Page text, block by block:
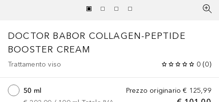
DOCTOR BABOR COLLAGEN-PEPTIDE
BOOSTER CREAM
Trattamento viso 0 (0)
Prezzo originario € 125,99
50 ml